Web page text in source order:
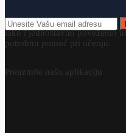
i jednostavan način zakažu
lako i jednostavno povežemo
potrebnu pomoć pri učenju.
Preuzmite našu aplikaciju